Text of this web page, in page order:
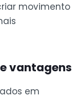
movimento
vantagens
em